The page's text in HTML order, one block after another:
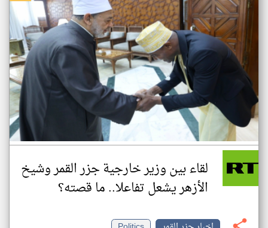
لقاء بين وزير خارجية جزر القمر وشيخ
الأزهر يشعل تفاعلا.. ما قصته؟